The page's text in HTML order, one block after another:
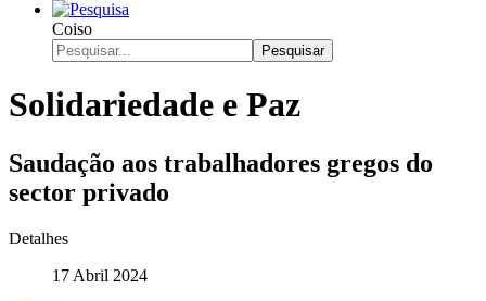
Coiso
Pesquisar
Solidariedade e Paz
Saudação aos trabalhadores gregos do
sector privado
Detalhes
17 Abril 2024